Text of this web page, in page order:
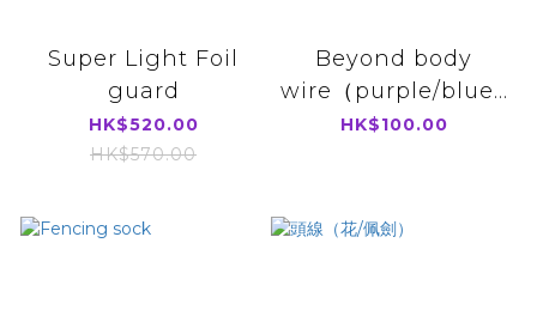
Super Light Foil
guard
HK$520.00
HK$570.00
Beyond body
wire（purple/blue...
HK$100.00